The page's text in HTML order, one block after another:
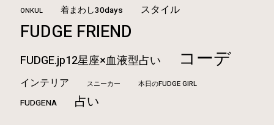
ONKUL 着まわし30days スタイル
FUDGE FRIEND
FUDGE.jp12星座×血液型占い コーデ
インテリア スニーカー 本日のFUDGE GIRL
FUDGENA 占い